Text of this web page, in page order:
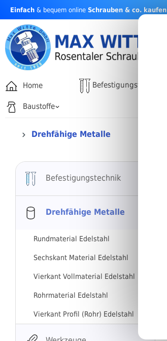
springen
Einfach & bequem online Schrauben & co. kaufen
Home Befestigungstechnik
Baustoffe
Drehfähige Metalle
Befestigungstechnik
Drehfähige Metalle
Rundmaterial Edelstahl
Sechskant Material Edelstahl
Vierkant Vollmaterial Edelstahl
Rohrmaterial Edelstahl
Vierkant Profil (Rohr) Edelstahl